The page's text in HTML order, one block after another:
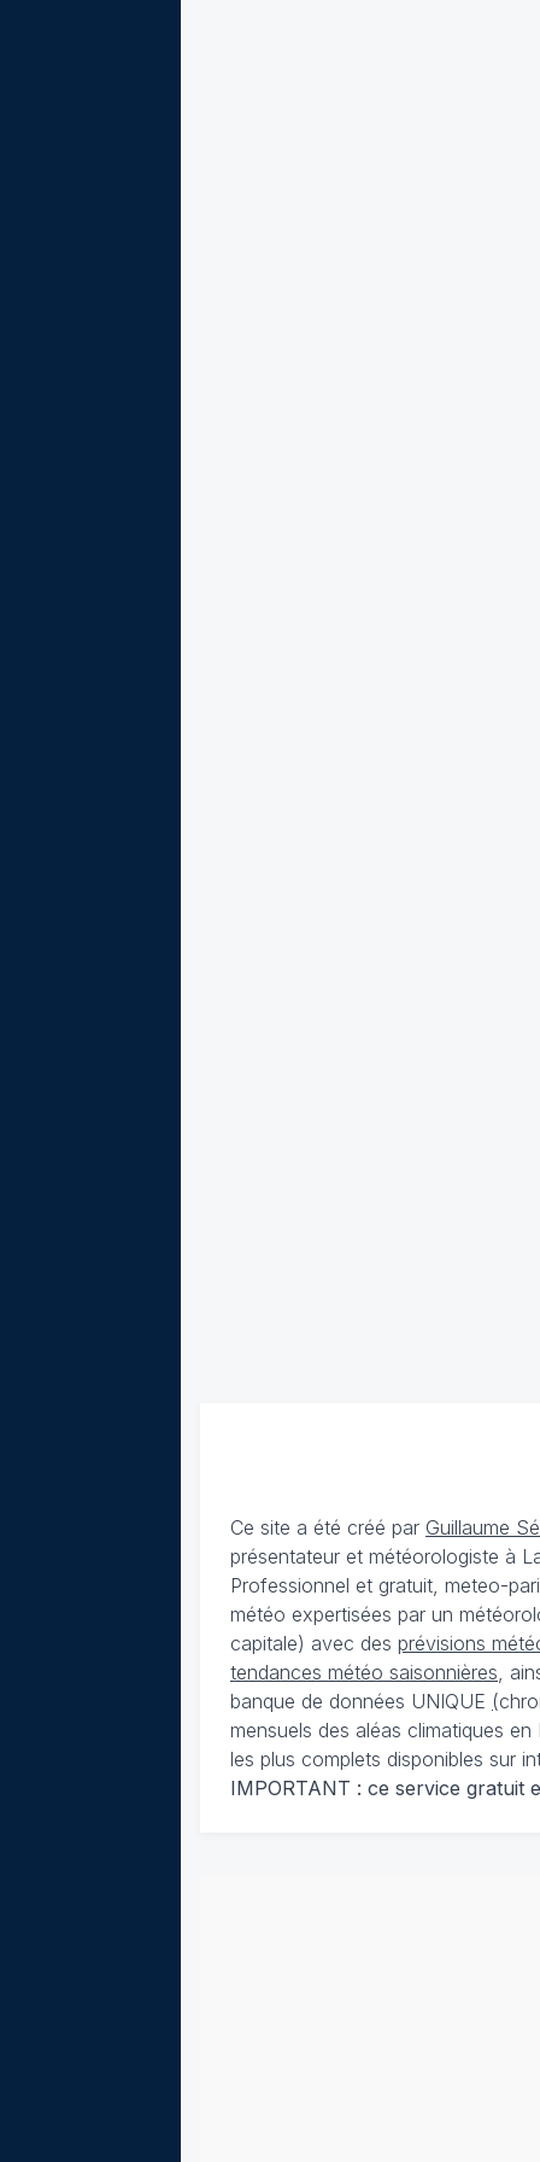
Ce site a été créé par Guillaume
présentateur et météorologiste à
Professionnel et gratuit, meteo-
météo expertisées par un
capitale) avec des prévisions
tendances météo saisonnières ,
banque de données UNIQUE (
mensuels des aléas climatiques
les plus complets disponibles sur
IMPORTANT : ce service gratuit